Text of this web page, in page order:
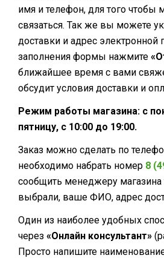
имя и телефон, для того
связаться. Так же вы можете
доставки и адрес электронной
заполнения формы нажмите
ближайшее время с вами
обсудит условия доставки и
Режим работы магазина: с
пятницу, с 10:00 до 19:00.
Заказ можно сделать по
необходимо набрать номер 8
сообщить менеджеру
выбрали, ваше ФИО, адрес
Один из наиболее удобных
через «Онлайн консультант»
Просто напишите